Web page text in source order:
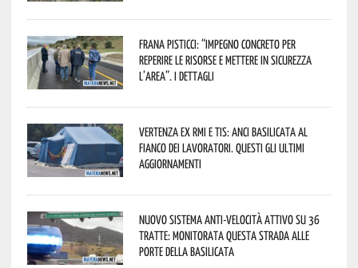
Frana Pisticci: “Impegno concreto per
reperire le risorse e mettere in sicurezza
l’area”. I dettagli
Vertenza ex RMI e TIS: ANCI Basilicata al
fianco dei lavoratori. Questi gli ultimi
aggiornamenti
Nuovo sistema anti-velocità attivo su 36
tratte: monitorata questa strada alle
porte della Basilicata